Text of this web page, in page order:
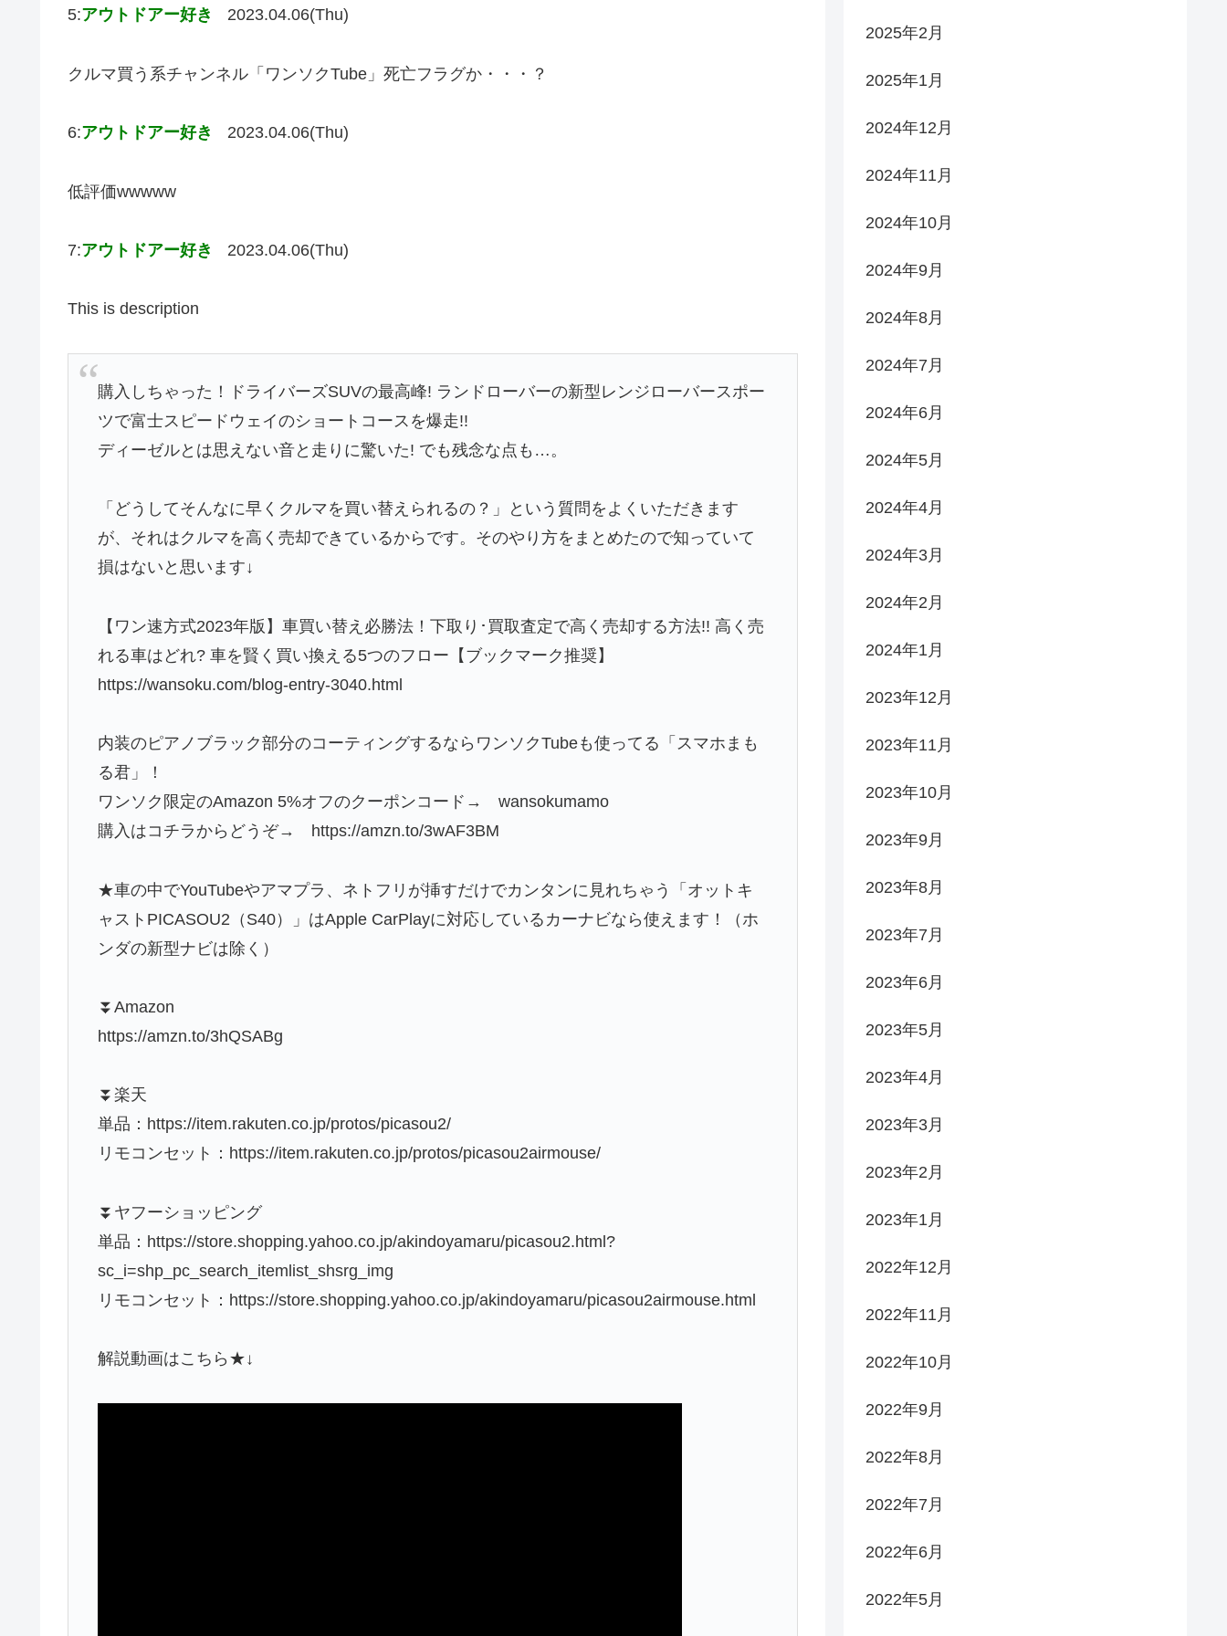
5:アウトドアー好き 2023.04.06(Thu)
クルマ買う系チャンネル「ワンソクTube」死亡フラグか・・・？
6:アウトドアー好き 2023.04.06(Thu)
低評価wwwww
7:アウトドアー好き 2023.04.06(Thu)
This is description
購入しちゃった！ドライバーズSUVの最高峰! ランドローバーの新型レンジローバースポー
ツで富士スピードウェイのショートコースを爆走!!
ディーゼルとは思えない音と走りに驚いた! でも残念な点も…。
「どうしてそんなに早くクルマを買い替えられるの？」という質問をよくいただきます
が、それはクルマを高く売却できているからです。そのやり方をまとめたので知っていて
損はないと思います↓
【ワン速方式2023年版】車買い替え必勝法！下取り･買取査定で高く売却する方法!! 高く売
れる車はどれ? 車を賢く買い換える5つのフロー【ブックマーク推奨】
https://wansoku.com/blog-entry-3040.html
内装のピアノブラック部分のコーティングするならワンソクTubeも使ってる「スマホまも
る君」！
ワンソク限定のAmazon 5%オフのクーポンコード→ wansokumamo
購入はコチラからどうぞ→ https://amzn.to/3wAF3BM
★車の中でYouTubeやアマプラ、ネトフリが挿すだけでカンタンに見れちゃう「オットキ
ャストPICASOU2（S40）」はApple CarPlayに対応しているカーナビなら使えます！（ホ
ンダの新型ナビは除く）
⏬Amazon
https://amzn.to/3hQSABg
⏬楽天
単品：https://item.rakuten.co.jp/protos/picasou2/
リモコンセット：https://item.rakuten.co.jp/protos/picasou2airmouse/
⏬ヤフーショッピング
単品：https://store.shopping.yahoo.co.jp/akindoyamaru/picasou2.html?
sc_i=shp_pc_search_itemlist_shsrg_img
リモコンセット：https://store.shopping.yahoo.co.jp/akindoyamaru/picasou2airmouse.html
解説動画はこちら★↓
2025年2月
2025年1月
2024年12月
2024年11月
2024年10月
2024年9月
2024年8月
2024年7月
2024年6月
2024年5月
2024年4月
2024年3月
2024年2月
2024年1月
2023年12月
2023年11月
2023年10月
2023年9月
2023年8月
2023年7月
2023年6月
2023年5月
2023年4月
2023年3月
2023年2月
2023年1月
2022年12月
2022年11月
2022年10月
2022年9月
2022年8月
2022年7月
2022年6月
2022年5月